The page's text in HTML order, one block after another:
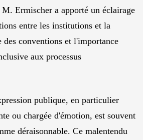
Ermischer a apporté un éclairage
entre les institutions et la
conventions et l'importance
aux processus
publique, en particulier
ou chargée d'émotion, est souvent
déraisonnable. Ce malentendu